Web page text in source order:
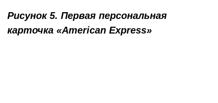
Рисунок 5. Первая персональная
карточка «American Express»